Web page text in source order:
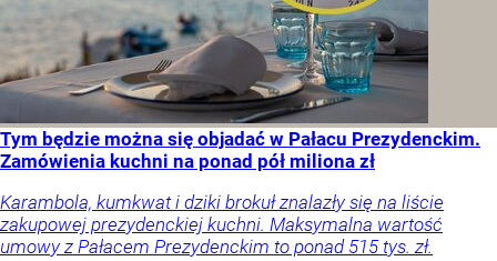
Tym będzie można się objadać w Pałacu Prezydenckim.
Zamówienia kuchni na ponad pół miliona zł
Karambola, kumkwat i dziki brokuł znalazły się na liście
zakupowej prezydenckiej kuchni. Maksymalna wartość
umowy z Pałacem Prezydenckim to ponad 515 tys. zł.